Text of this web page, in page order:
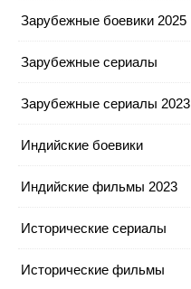
Зарубежные боевики 2025
Зарубежные сериалы
Зарубежные сериалы 2023
Индийские боевики
Индийские фильмы 2023
Исторические сериалы
Исторические фильмы